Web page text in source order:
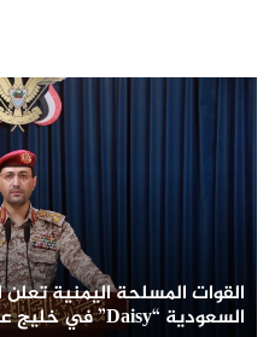
القوات المسلحة اليمنية
السعودية “Daisy” في خليج عدن بصاروخ باليستي